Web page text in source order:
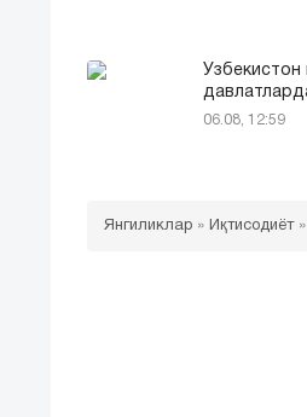
Ўзбекистон
06.08, 12:59
Янгиликлар » Иқтисодиёт»